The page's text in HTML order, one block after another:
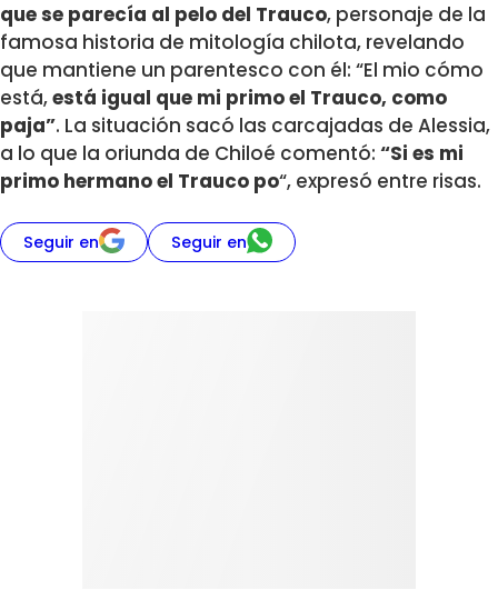
que se parecía al pelo del Trauco, personaje de la
famosa historia de mitología chilota, revelando
que mantiene un parentesco con él: “El mio cómo
está,está igual que mi primo el Trauco, como
paja”. La situación sacó las carcajadas de Alessia,
a lo que la oriunda de Chiloé comentó: “Si es mi
primo hermano el Trauco po“, expresó entre risas.
Seguir en Seguir en